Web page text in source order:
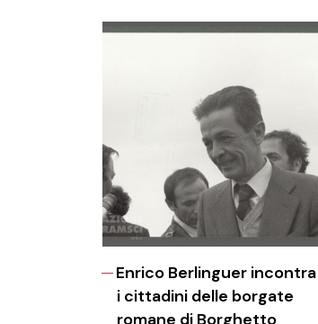
Enrico Berlinguer incontra
i cittadini delle borgate
romane di Borghetto